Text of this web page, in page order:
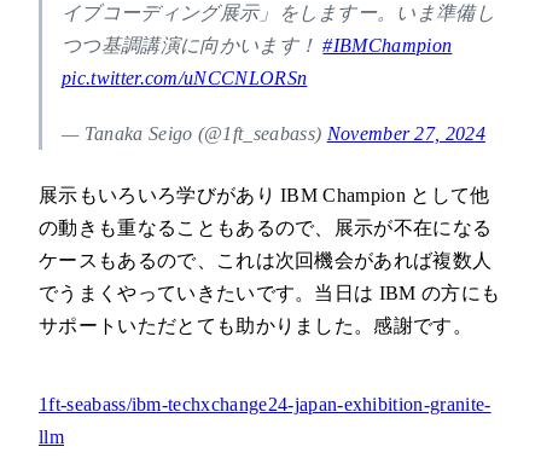
イブコーディング展示」をしますー。いま準備し
つつ基調講演に向かいます！#IBMChampion
pic.twitter.com/uNCCNLORSn
— Tanaka Seigo (@1ft_seabass) November 27, 2024
展示もいろいろ学びがあり IBM Champion として他
の動きも重なることもあるので、展示が不在になる
ケースもあるので、これは次回機会があれば複数人
でうまくやっていきたいです。当日は IBM の方にも
サポートいただとても助かりました。感謝です。
1ft-seabass/ibm-techxchange24-japan-exhibition-granite-
llm